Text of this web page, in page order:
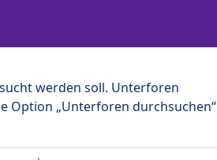
werden soll. Unterforen
Option „Unterforen durchsuchen“